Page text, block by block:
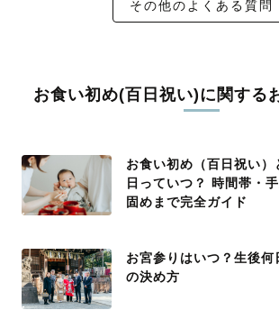
その他のよくある質問
お食い初め(百日祝い)に関する
お食い初め（百日祝い
日っていつ？ 時間帯・
固めまで完全ガイド
お宮参りはいつ？生後何
の決め方